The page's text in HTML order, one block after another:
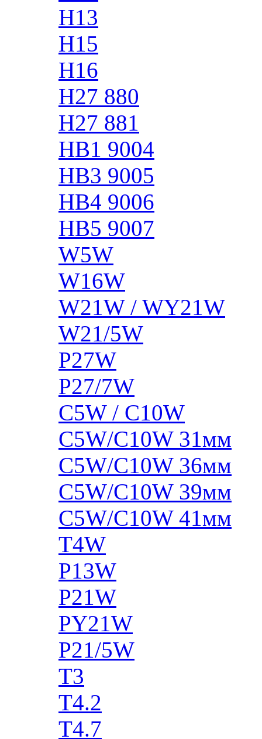
H13
H15
H16
H27 880
H27 881
HB1 9004
HB3 9005
HB4 9006
HB5 9007
W5W
W16W
W21W / WY21W
W21/5W
P27W
P27/7W
C5W / C10W
C5W/C10W 31мм
C5W/C10W 36мм
C5W/C10W 39мм
C5W/C10W 41мм
T4W
P13W
P21W
PY21W
P21/5W
T3
T4.2
T4.7